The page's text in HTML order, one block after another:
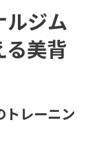
ルジム
る美背
トレーニン